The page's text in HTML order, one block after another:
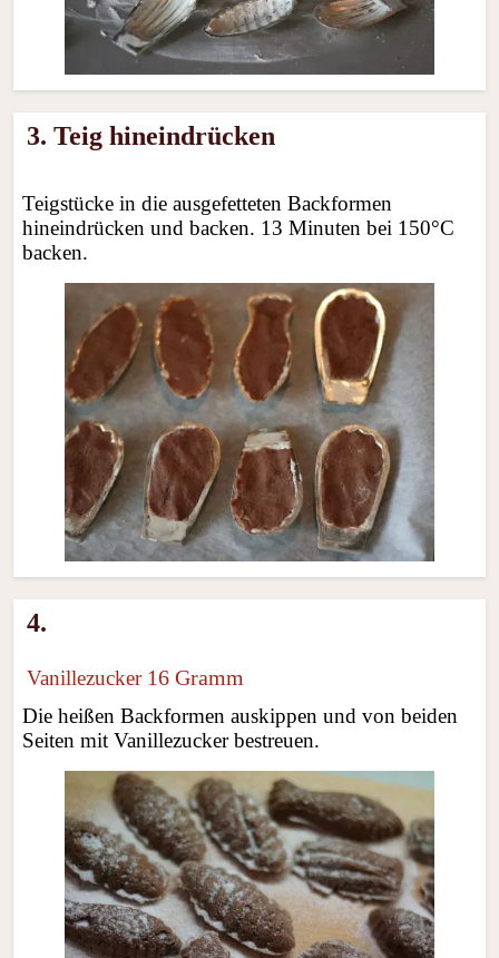
3. Teig hineindrücken
Teigstücke in die ausgefetteten Backformen
hineindrücken und backen. 13 Minuten bei 150°C
backen.
4.
Vanillezucker 16 Gramm
Die heißen Backformen auskippen und von beiden
Seiten mit Vanillezucker bestreuen.